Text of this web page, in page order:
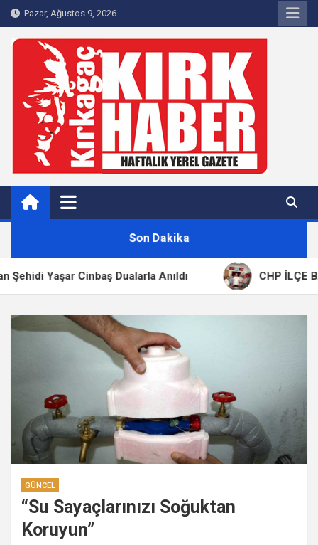
Skip
to
content
Pazar, Ağustos 9, 2026
Kırkağaç 40Haber
Kırkağaç'ın Yerel Haber Sitesi
Son Dakika
Cinbaş Dualarla Anıldı CHP İLÇE BAŞKANI
GÜNCEL
“Su Sayaçlarınızı Soğuktan
Koruyun”